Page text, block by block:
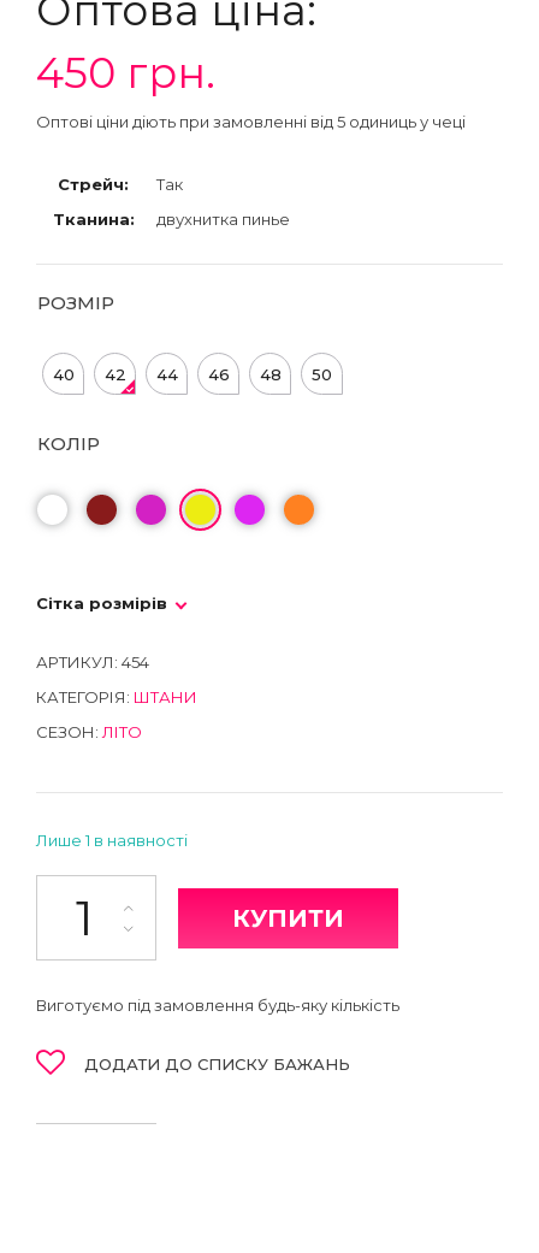
Оптова ціна:
450 грн.
Оптові ціни діють при замовленні від 5 одиниць у чеці
Стрейч:
Так
Тканина:
двухнитка пинье
РОЗМІР
40 42 44 46 48 50
КОЛІР
Сітка розмірів
АРТИКУЛ: 454
КАТЕГОРІЯ: ШТАНИ
СЕЗОН: ЛІТО
Лише 1 в наявності
КУПИТИ
Виготуємо під замовлення будь-яку кількість
ДОДАТИ ДО СПИСКУ БАЖАНЬ